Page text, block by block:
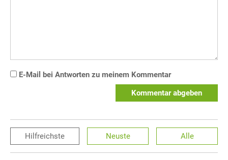
E-Mail bei Antworten zu meinem Kommentar
Kommentar abgeben
Hilfreichste Neuste Alle